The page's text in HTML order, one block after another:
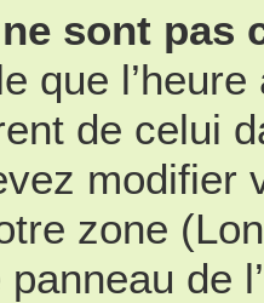
sont pas
que
de celui
modifier
zone
de